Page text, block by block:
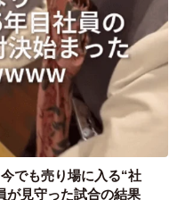
でも売り場に入る“社
見守った試合の結果